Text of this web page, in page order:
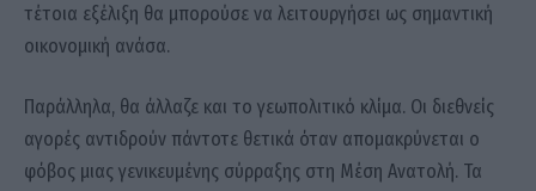
τέτοια εξέλιξη θα μπορούσε να λειτουργήσει ως σημαντική
οικονομική ανάσα.
Παράλληλα, θα άλλαζε και το γεωπολιτικό κλίμα. Οι διεθνείς
αγορές αντιδρούν πάντοτε θετικά όταν απομακρύνεται ο
φόβος μιας γενικευμένης σύρραξης στη Μέση Ανατολή. Τα